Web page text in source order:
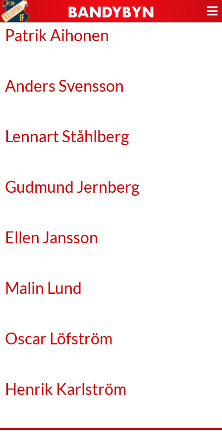
Patrik Aihonen
Anders Svensson
Lennart Ståhlberg
Gudmund Jernberg
Ellen Jansson
Malin Lund
Oscar Löfström
Henrik Karlström